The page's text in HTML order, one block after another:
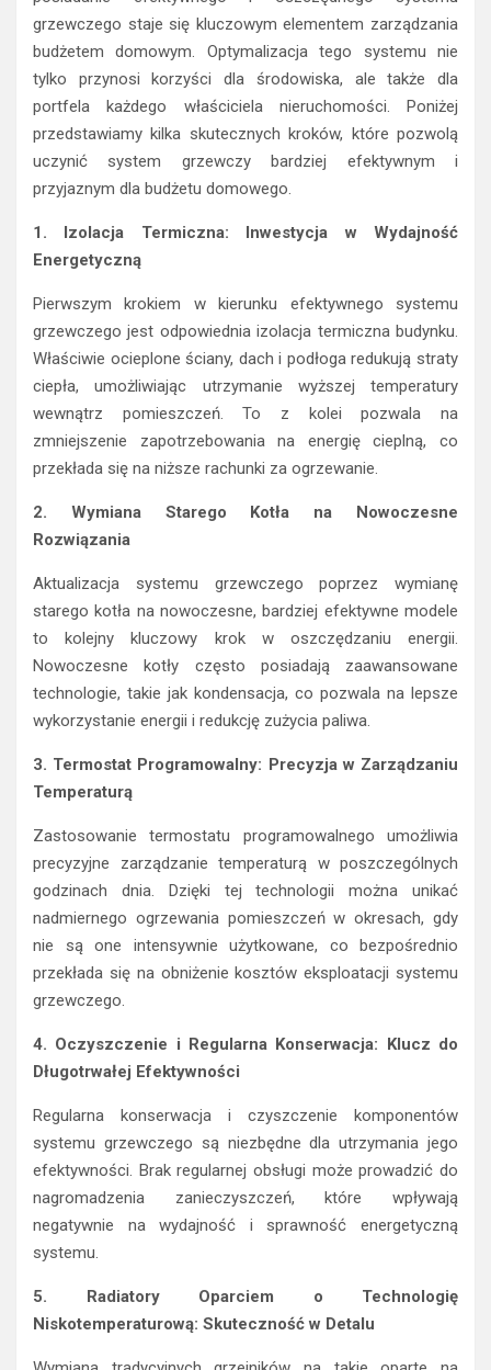
posiadanie efektywnego i oszczędnego systemu
grzewczego staje się kluczowym elementem zarządzania
budżetem domowym. Optymalizacja tego systemu nie
tylko przynosi korzyści dla środowiska, ale także dla
portfela każdego właściciela nieruchomości. Poniżej
przedstawiamy kilka skutecznych kroków, które pozwolą
uczynić system grzewczy bardziej efektywnym i
przyjaznym dla budżetu domowego.
1. Izolacja Termiczna: Inwestycja w Wydajność
Energetyczną
Pierwszym krokiem w kierunku efektywnego systemu
grzewczego jest odpowiednia izolacja termiczna budynku.
Właściwie ocieplone ściany, dach i podłoga redukują straty
ciepła, umożliwiając utrzymanie wyższej temperatury
wewnątrz pomieszczeń. To z kolei pozwala na
zmniejszenie zapotrzebowania na energię cieplną, co
przekłada się na niższe rachunki za ogrzewanie.
2. Wymiana Starego Kotła na Nowoczesne
Rozwiązania
Aktualizacja systemu grzewczego poprzez wymianę
starego kotła na nowoczesne, bardziej efektywne modele
to kolejny kluczowy krok w oszczędzaniu energii.
Nowoczesne kotły często posiadają zaawansowane
technologie, takie jak kondensacja, co pozwala na lepsze
wykorzystanie energii i redukcję zużycia paliwa.
3. Termostat Programowalny: Precyzja w Zarządzaniu
Temperaturą
Zastosowanie termostatu programowalnego umożliwia
precyzyjne zarządzanie temperaturą w poszczególnych
godzinach dnia. Dzięki tej technologii można unikać
nadmiernego ogrzewania pomieszczeń w okresach, gdy
nie są one intensywnie użytkowane, co bezpośrednio
przekłada się na obniżenie kosztów eksploatacji systemu
grzewczego.
4. Oczyszczenie i Regularna Konserwacja: Klucz do
Długotrwałej Efektywności
Regularna konserwacja i czyszczenie komponentów
systemu grzewczego są niezbędne dla utrzymania jego
efektywności. Brak regularnej obsługi może prowadzić do
nagromadzenia zanieczyszczeń, które wpływają
negatywnie na wydajność i sprawność energetyczną
systemu.
5. Radiatory Oparciem o Technologię
Niskotemperaturową: Skuteczność w Detalu